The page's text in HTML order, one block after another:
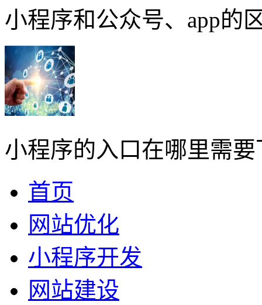
小程序和公众号、app的
小程序的入口在哪里需要
首页
网站优化
小程序开发
网站建设